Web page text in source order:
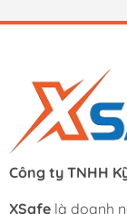
Công ty TNHH
XSafe là doanh